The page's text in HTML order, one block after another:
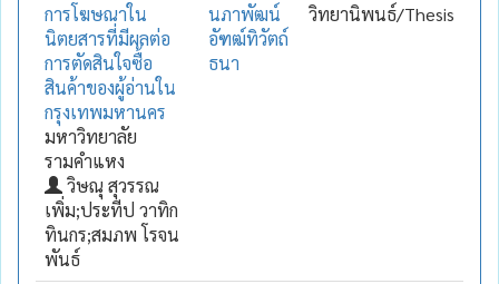
การโฆษณาใน
นิตยสารที่มีผลต่อ
การตัดสินใจซื้อ
สินค้าของผู้อ่านใน
กรุงเทพมหานคร
มหาวิทยาลัย
รามคำแหง
วิษณุ สุวรรณ
เพิ่ม;ประทีป วาทิก
ทินกร;สมภพ โรจน
พันธ์
นภาพัฒน์
อัฑฒ์ทิวัตถ์
ธนา
วิทยานิพนธ์/Thesis